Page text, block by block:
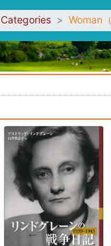
Categories Woman